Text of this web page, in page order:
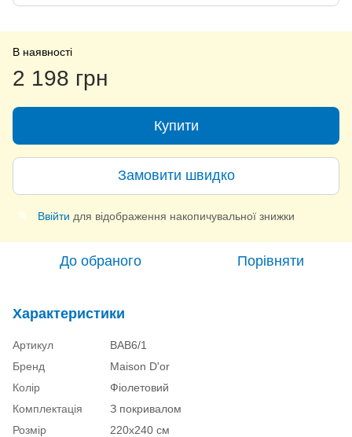
В наявності
2 198 грн
Купити
Замовити швидко
% Ввійти для відображення накопичувальної знижки
До обраного Порівняти
Характеристики
Артикул
ВАВ6/1
Бренд
Maison D'or
Колір
Фіолетовий
Комплектація
З покривалом
Розмір
220х240 см